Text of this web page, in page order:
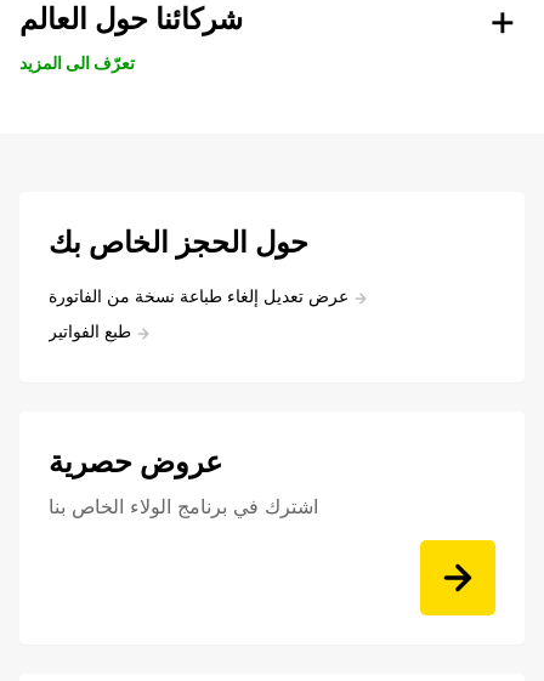
شركائنا حول العالم
تعرّف الى المزيد
حول الحجز الخاص بك
عرض تعديل إلغاء طباعة نسخة من الفاتورة
طبع الفواتير
عروض حصرية
اشترك في برنامج الولاء الخاص بنا